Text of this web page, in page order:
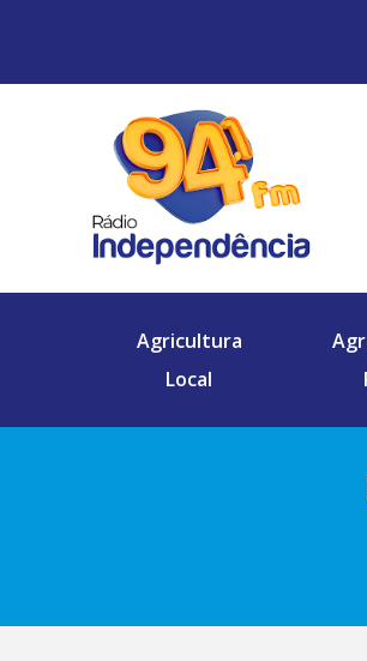
Agricultura
Local